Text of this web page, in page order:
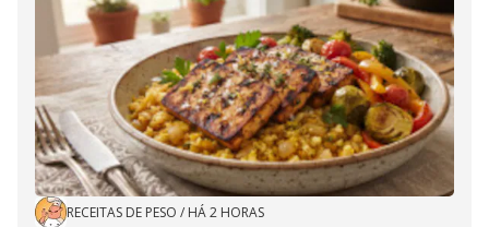
RECEITAS DE PESO / HÁ 2 HORAS